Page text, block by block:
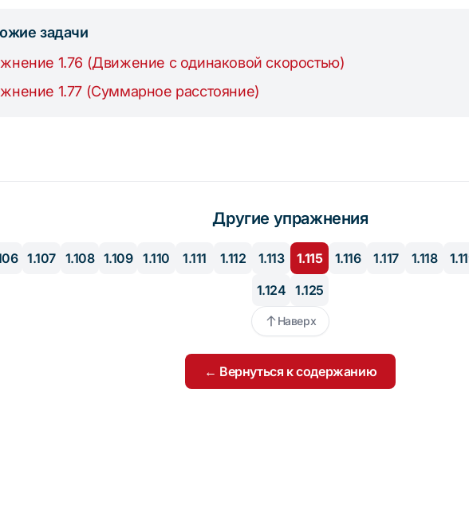
задачи
1.76 (Движение с одинаковой скоростью)
1.77 (Суммарное расстояние)
Другие упражнения
1.107 1.108 1.109 1.110 1.111 1.112 1.113 1.115 1.116 1.117 1.118
1.124 1.125
Наверх
← Вернуться к содержанию